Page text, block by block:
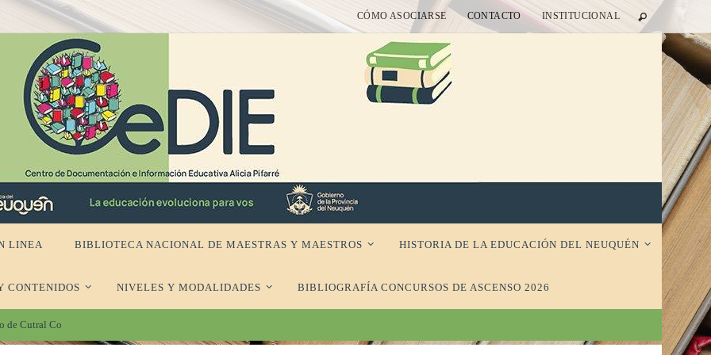
CÓMO ASOCIARSE CONTACTO INSTITUCIONAL
LINEA BIBLIOTECA NACIONAL DE MAESTRAS Y MAESTROS HISTORIA DE LA EDUCACIÓN DEL NEUQUÉN
CONTENIDOS NIVELES Y MODALIDADES BIBLIOGRAFÍA CONCURSOS DE ASCENSO 2026
de Cutral Co